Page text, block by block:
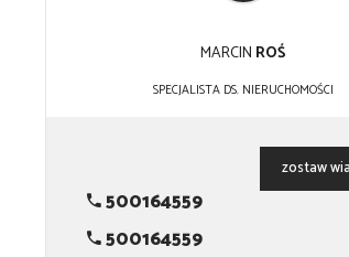
MARCIN ROŚ
SPECJALISTA DS. NIERUCHOMOŚCI
500164559
500164559
zostaw